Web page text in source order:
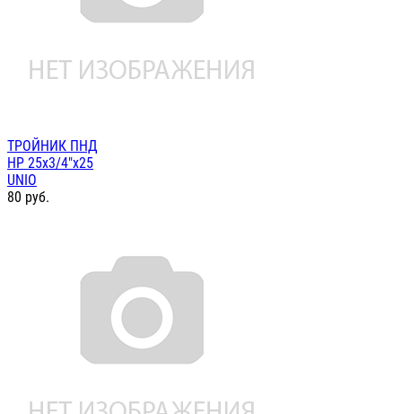
ТРОЙНИК ПНД
НР 25х3/4"х25
UNIO
80 руб.